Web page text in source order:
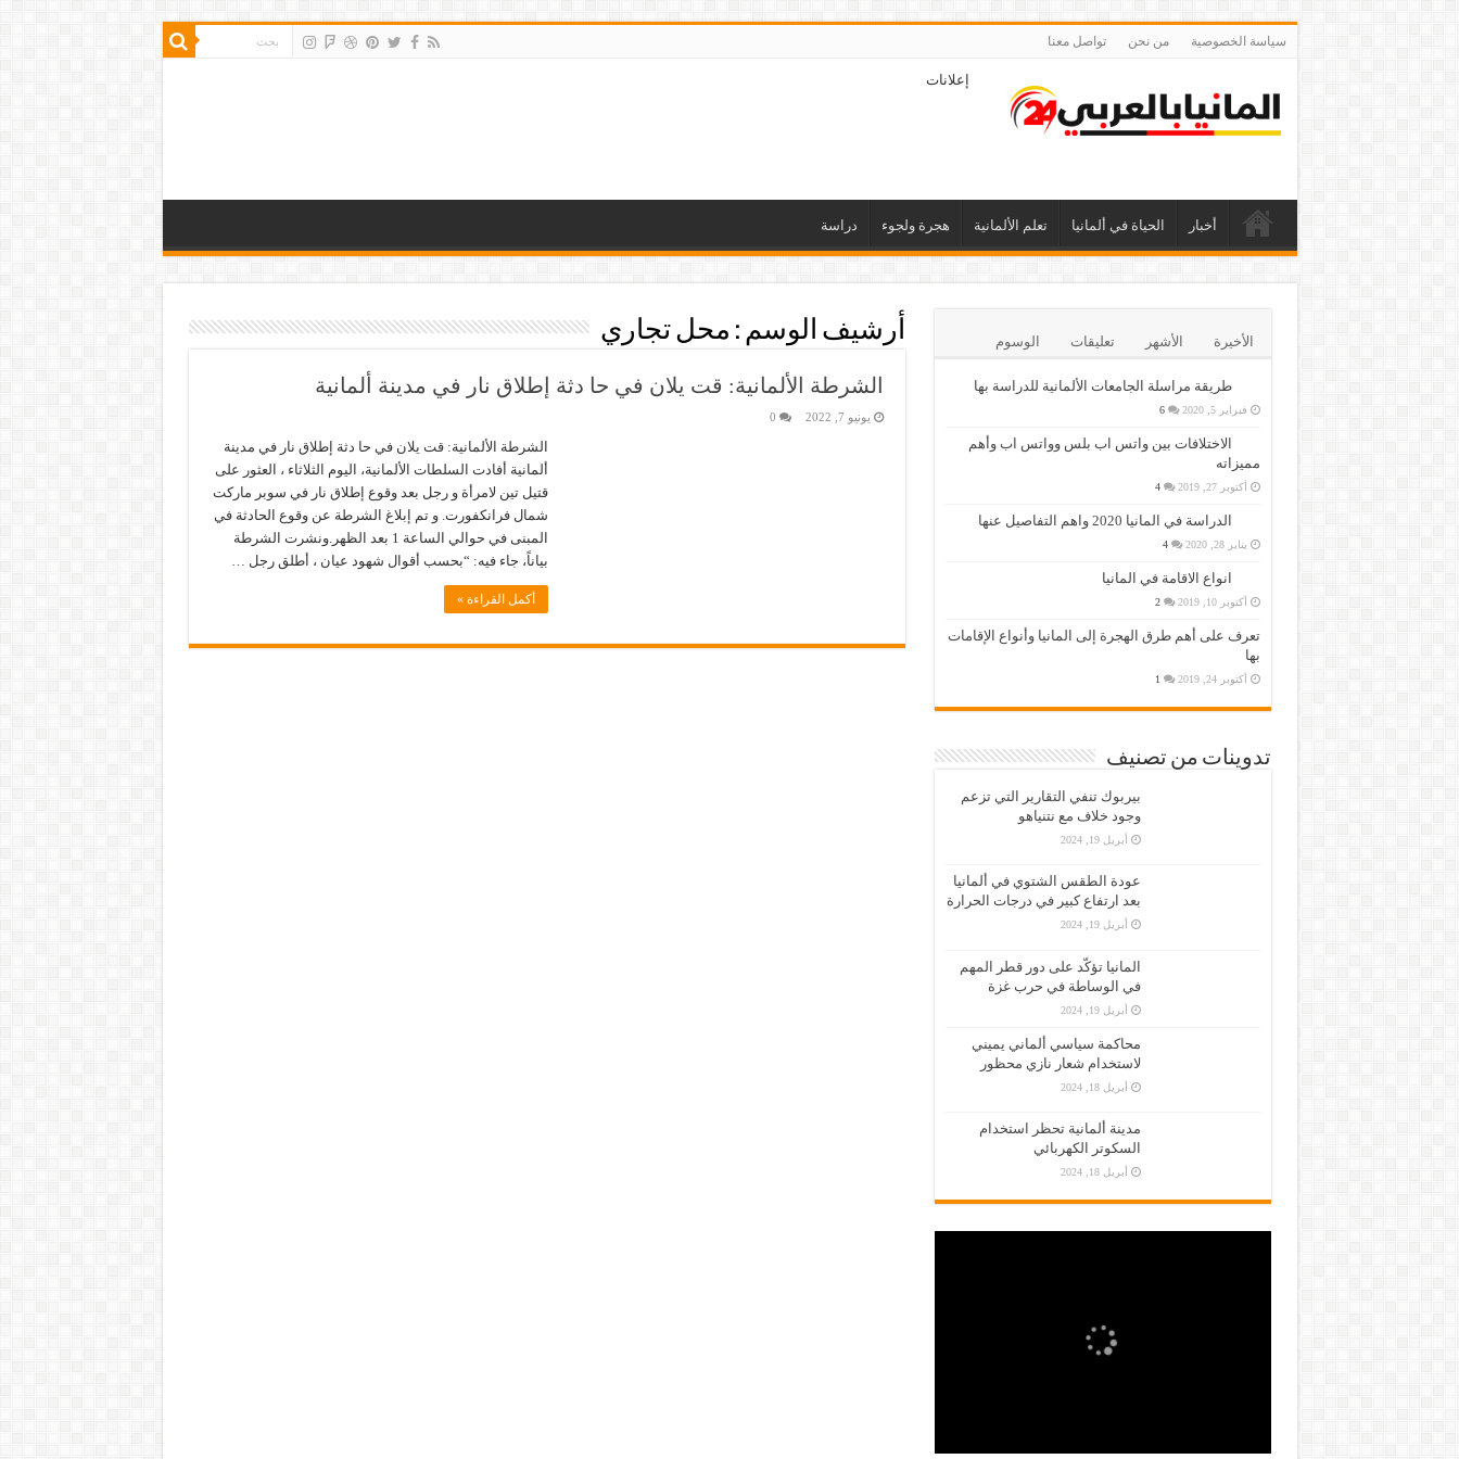
سياسة الخصوصية من نحن تواصل معنا
إعلانات
أخبار الحياة في ألمانيا تعلم الألمانية هجرة ولجوء دراسة
أرشيف الوسم : محل تجاري
الشرطة الألمانية: قت يلان في حا دثة إطلاق نار في مدينة ألمانية
يونيو 7, 2022 0
الشرطة الألمانية: قت يلان في حا دثة إطلاق نار في مدينة
ألمانية أفادت السلطات الألمانية، اليوم الثلاثاء ، العثور على
قتيل تين لامرأة و رجل بعد وقوع إطلاق نار في سوبر ماركت
شمال فرانكفورت. و تم إبلاغ الشرطة عن وقوع الحادثة في
المبنى في حوالي الساعة 1 بعد الظهر.ونشرت الشرطة
بياناً، جاء فيه: “بحسب أقوال شهود عيان ، أطلق رجل …
أكمل القراءة »
الأخيرة الأشهر تعليقات الوسوم
طريقة مراسلة الجامعات الألمانية للدراسة بها
فبراير 5, 2020 6
الاختلافات بين واتس اب بلس وواتس اب وأهم
مميزاته
أكتوبر 27, 2019 4
الدراسة في المانيا 2020 واهم التفاصيل عنها
يناير 28, 2020 4
انواع الاقامة في المانيا
أكتوبر 10, 2019 2
تعرف على أهم طرق الهجرة إلى المانيا وأنواع الإقامات
بها
أكتوبر 24, 2019 1
تدوينات من تصنيف
بيربوك تنفي التقارير التي تزعم
وجود خلاف مع نتنياهو
أبريل 19, 2024
عودة الطقس الشتوي في ألمانيا
بعد ارتفاع كبير في درجات الحرارة
أبريل 19, 2024
المانيا تؤكّد على دور قطر المهم
في الوساطة في حرب غزة
أبريل 19, 2024
محاكمة سياسي ألماني يميني
لاستخدام شعار نازي محظور
أبريل 18, 2024
مدينة ألمانية تحظر استخدام
السكوتر الكهربائي
أبريل 18, 2024